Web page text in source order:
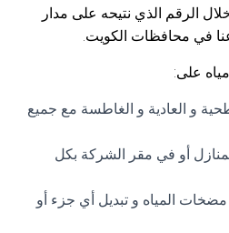
الرقم الذي نتيحه على مدار
في محافظات الكويت.
على:
و العادية و الغاطسة مع جميع
أو في مقر الشركة بكل
المياه و تبديل أي جزء أو